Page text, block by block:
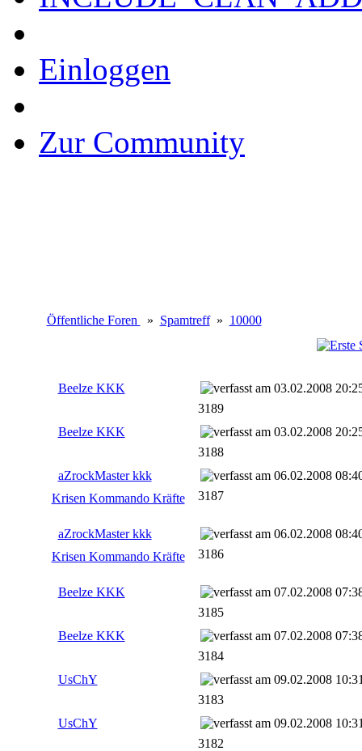
Einloggen
Zur Community
Öffentliche Foren » Spamtreff» 10000
Beelze KKK
03.02.2008
3189
Beelze KKK
03.02.2008
3188
aZrockMaster kkk
06.02.2008
Krisen Kommando Kräfte
3187
aZrockMaster kkk
06.02.2008
Krisen Kommando Kräfte
3186
Beelze KKK
07.02.2008
3185
Beelze KKK
07.02.2008
3184
UsChY
09.02.2008
3183
UsChY
09.02.2008
3182